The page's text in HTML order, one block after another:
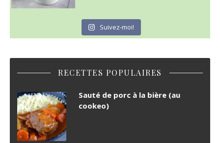
Suivez-moi!
RECETTES POPULAIRES
Sauté de porc à la bière (au
cookeo)